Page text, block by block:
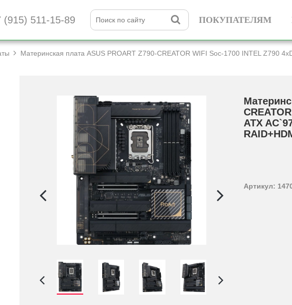
(915) 511-15-89 ПОКУПАТЕЛЯМ
Материнская плата ASUS PROART Z790-CREATOR WIFI Soc-1700 INTEL Z790
ATX
Артикул: